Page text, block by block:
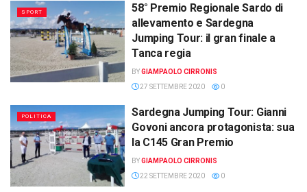
SPORT
58° Premio Regionale Sardo di
allevamento e Sardegna
Jumping Tour: il gran finale a
Tanca regia
BYGIAMPAOLO CIRRONIS
27 SETTEMBRE 2020
0
POLITICA
Sardegna Jumping Tour: Gianni
Govoni ancora protagonista: sua
la C145 Gran Premio
BYGIAMPAOLO CIRRONIS
22 SETTEMBRE 2020
0